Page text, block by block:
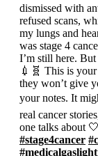
dismissed with
refused scans,
my lungs and
was stage 4
I’m still here.
💉🧬 This is
they won’t give
your notes. It
real cancer
one talks about 🤍
#stage4cancer